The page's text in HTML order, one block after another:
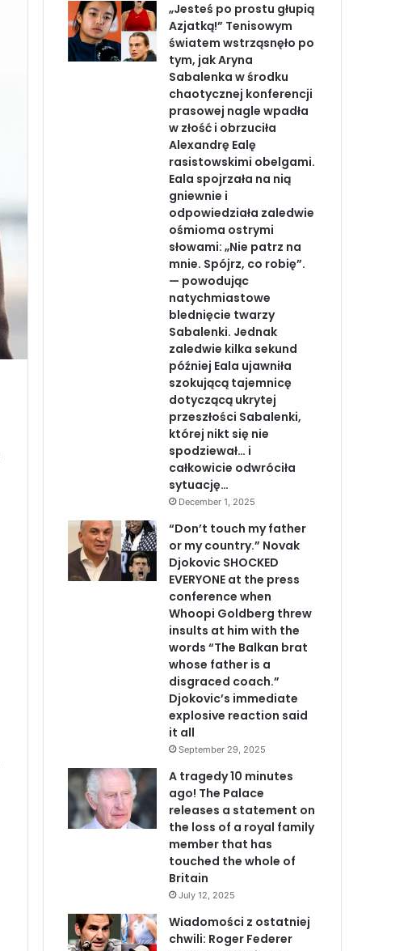
„Jesteś po prostu głupią
Azjatką!” Tenisowym
światem wstrząsnęło po
tym, jak Aryna
Sabalenka w środku
chaotycznej konferencji
prasowej nagle wpadła
w złość i obrzuciła
Alexandrę Ealę
rasistowskimi obelgami.
Eala spojrzała na nią
gniewnie i
odpowiedziała zaledwie
ośmioma ostrymi
słowami: „Nie patrz na
mnie. Spójrz, co robię”.
— powodując
natychmiastowe
blednięcie twarzy
Sabalenki. Jednak
zaledwie kilka sekund
później Eala ujawniła
szokującą tajemnicę
dotyczącą ukrytej
przeszłości Sabalenki,
której nikt się nie
spodziewał… i
całkowicie odwróciła
sytuację…
December 1, 2025
“Don’t touch my father
or my country.” Novak
Djokovic SHOCKED
EVERYONE at the press
conference when
Whoopi Goldberg threw
insults at him with the
words “The Balkan brat
whose father is a
disgraced coach.”
Djokovic’s immediate
explosive reaction said
it all
September 29, 2025
A tragedy 10 minutes
ago! The Palace
releases a statement on
the loss of a royal family
member that has
touched the whole of
Britain
July 12, 2025
Wiadomości z ostatniej
chwili: Roger Federer